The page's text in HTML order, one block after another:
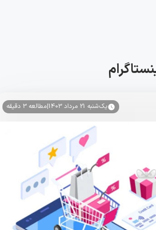
یک‌شنبه 21 مرداد 1403 |مطالعه 3 دقیقه